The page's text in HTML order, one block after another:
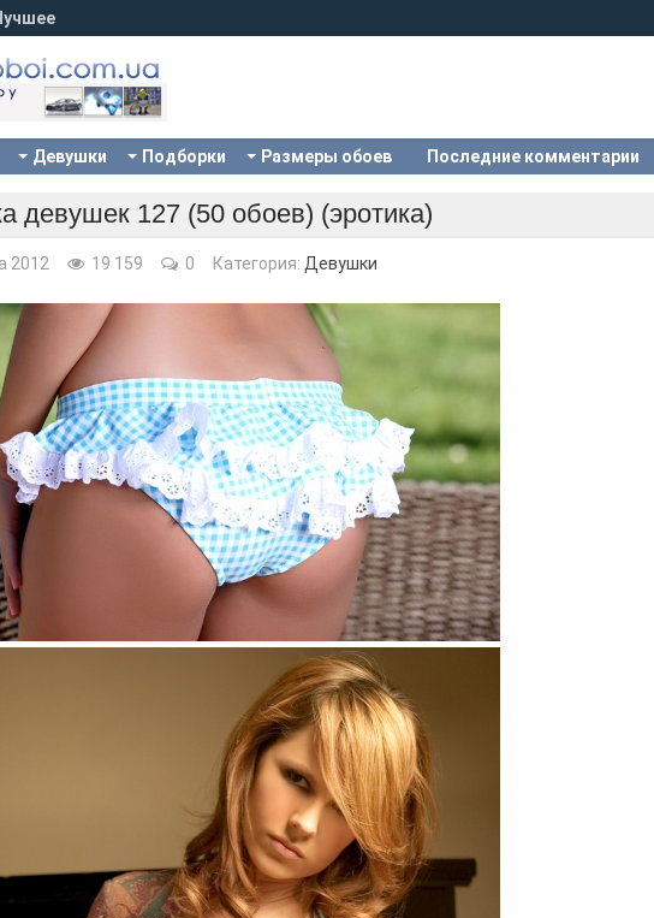
Девушки Подборки Размеры обоев Последние комментарии
девушек 127 (50 обоев) (эротика)
2012 19 159 0 Категория: Девушки